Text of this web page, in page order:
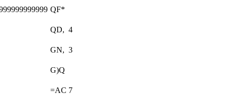
QF*
QD, 4
GN, 3
G)Q
=AC 7